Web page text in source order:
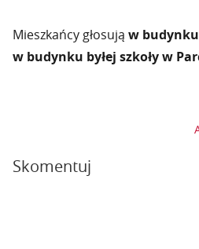
Mieszkańcy głosują w budynku
w budynku byłej szkoły w
Skomentuj